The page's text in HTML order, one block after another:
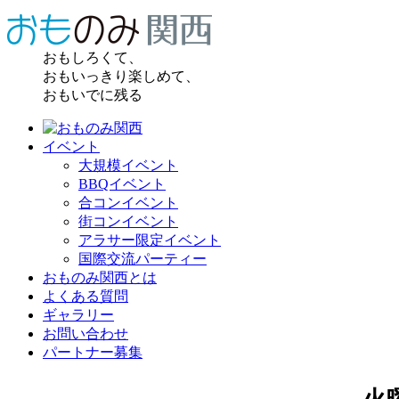
おもしろくて、
おもいっきり楽しめて、
おもいでに残る
イベント
大規模イベント
BBQイベント
合コンイベント
街コンイベント
アラサー限定イベント
国際交流パーティー
おものみ関西とは
よくある質問
ギャラリー
お問い合わせ
パートナー募集